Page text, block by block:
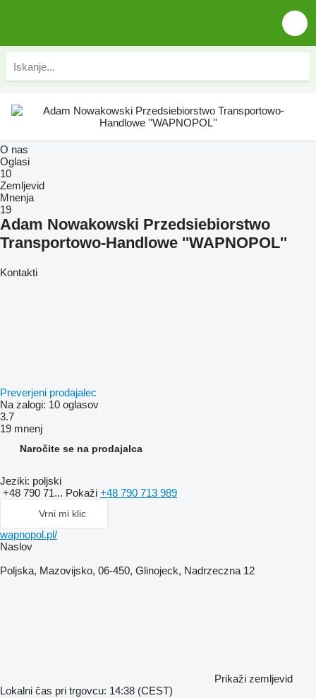
O nas
Oglasi
10
Zemljevid
Mnenja
19
Adam Nowakowski Przedsiebiorstwo
Transportowo-Handlowe ''WAPNOPOL''
Kontakti
Preverjeni prodajalec
Na zalogi: 10 oglasov
3.7
19 mnenj
Naročite se na prodajalca
Jeziki: poljski
+48 790 71... Pokaži +48 790 713 989
Vrni mi klic
wapnopol.pl/
Naslov
Poljska, Mazovijsko, 06-450, Glinojeck, Nadrzeczna 12
Prikaži zemljevid
Lokalni čas pri trgovcu: 14:38 (CEST)